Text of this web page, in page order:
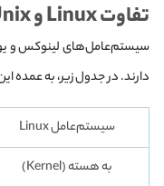
تفاوت Linux و Unix
سیستم‌عامل‌های لینوکس و
دارند. در جدول زیر، به عمده
سیستم‌عامل Linux
به هسته (Kernel)